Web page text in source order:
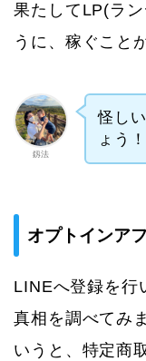
果たしてLP(ラ
うに、稼ぐこと
釼法
怪し
ょう！
オプトインア
LINEへ登録を行
真相を調べてみ
いうと、特定商